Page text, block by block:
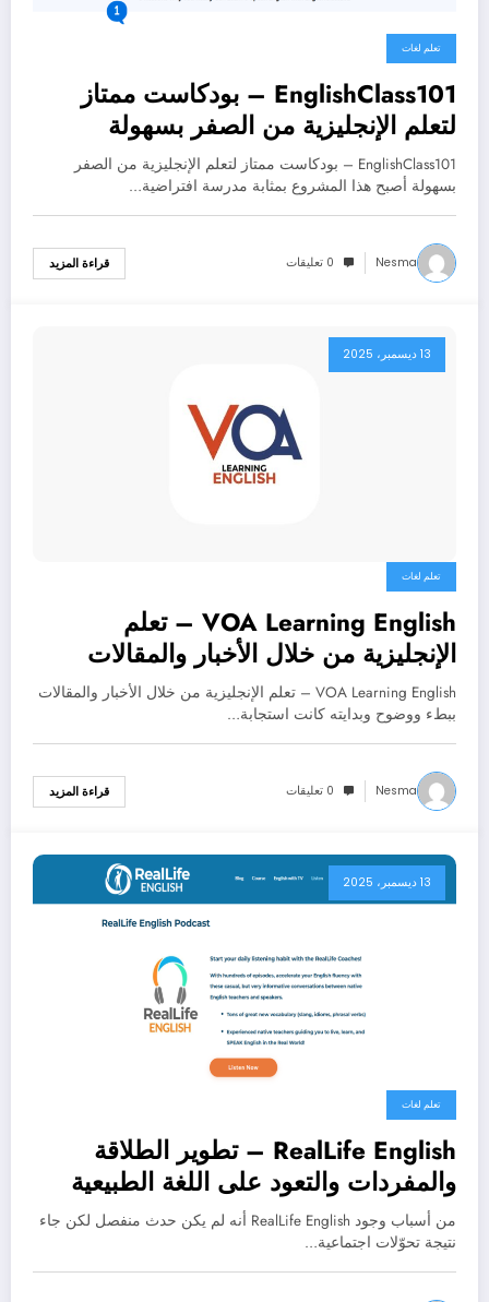
تعلم لغات
EnglishClass101 – بودكاست ممتاز
لتعلم الإنجليزية من الصفر بسهولة
EnglishClass101 – بودكاست ممتاز لتعلم الإنجليزية من الصفر
بسهولة أصبح هذا المشروع بمثابة مدرسة افتراضية…
Nesma 0 تعليقات قراءة المزيد
13 ديسمبر، 2025
تعلم لغات
VOA Learning English – تعلم
الإنجليزية من خلال الأخبار والمقالات
ببطء ووضوح
VOA Learning English – تعلم الإنجليزية من خلال الأخبار والمقالات
ببطء ووضوح وبدايته كانت استجابة…
Nesma 0 تعليقات قراءة المزيد
13 ديسمبر، 2025
تعلم لغات
RealLife English – تطوير الطلاقة
والمفردات والتعود على اللغة الطبيعية
في الحياة اليومية
من أسباب وجود RealLife English أنه لم يكن حدث منفصل لكن جاء
نتيجة تحوّلات اجتماعية…